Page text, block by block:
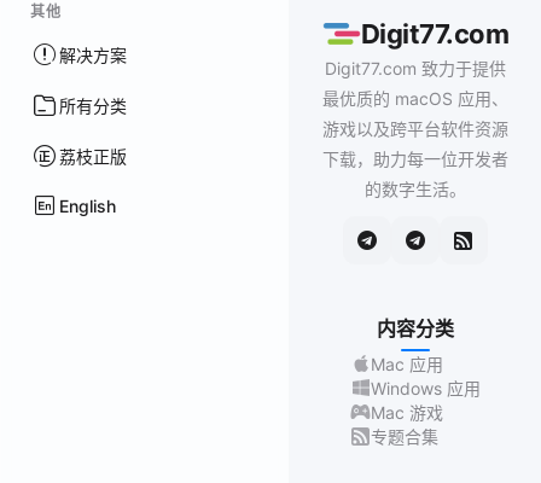
其他
解决方案
所有分类
荔枝正版
English
Digit77.com
Digit77.com 致力于提供
最优质的 macOS 应用、
游戏以及跨平台软件资源
下载，助力每一位开发者
的数字生活。
内容分类
Mac 应用
Windows 应用
Mac 游戏
专题合集